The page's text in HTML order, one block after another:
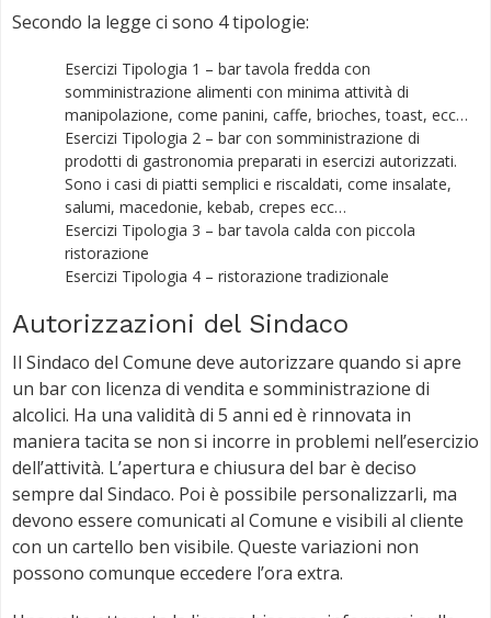
Secondo la legge ci sono 4 tipologie:
Esercizi Tipologia 1 – bar tavola fredda con
somministrazione alimenti con minima attività di
manipolazione, come panini, caffe, brioches, toast, ecc…
Esercizi Tipologia 2 – bar con somministrazione di
prodotti di gastronomia preparati in esercizi autorizzati.
Sono i casi di piatti semplici e riscaldati, come insalate,
salumi, macedonie, kebab, crepes ecc…
Esercizi Tipologia 3 – bar tavola calda con piccola
ristorazione
Esercizi Tipologia 4 – ristorazione tradizionale
Autorizzazioni del Sindaco
Il Sindaco del Comune deve autorizzare quando si apre
un bar con licenza di vendita e somministrazione di
alcolici. Ha una validità di 5 anni ed è rinnovata in
maniera tacita se non si incorre in problemi nell’esercizio
dell’attività. L’apertura e chiusura del bar è deciso
sempre dal Sindaco. Poi è possibile personalizzarli, ma
devono essere comunicati al Comune e visibili al cliente
con un cartello ben visibile. Queste variazioni non
possono comunque eccedere l’ora extra.